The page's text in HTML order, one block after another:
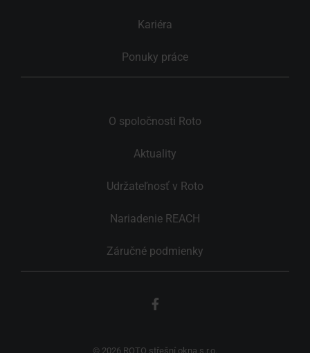
Kariéra
Ponuky práce
O spoločnosti Roto
Aktuality
Udržateľnosť v Roto
Nariadenie REACH
Záručné podmienky
© 2026 ROTO střešní okna s.r.o.